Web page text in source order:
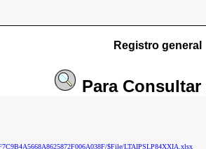
Registro general
Para Consultar
$File/LTAIPSLP84XXIA.xlsx